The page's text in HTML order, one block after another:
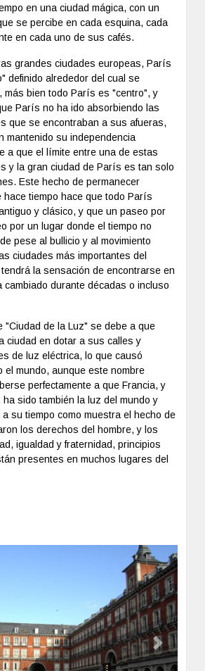
en una ciudad mágica, con un
se percibe en cada esquina, cada
en cada uno de sus cafés.
grandes ciudades europeas, París
definido alrededor del cual se
más bien todo París es "centro", y
París no ha ido absorbiendo las
que se encontraban a sus afueras,
mantenido su independencia
a que el límite entre una de estas
y la gran ciudad de París es tan solo
Este hecho de permanecer
hace tiempo hace que todo París
y clásico, y que un paseo por
por un lugar donde el tiempo no
pese al bullicio y al movimiento
ciudades más importantes del
la sensación de encontrarse en
cambiado durante décadas o incluso
"Ciudad de la Luz" se debe a que
ciudad en dotar a sus calles y
de luz eléctrica, lo que causó
el mundo, aunque este nombre
perfectamente a que Francia, y
sido también la luz del mundo y
su tiempo como muestra el hecho de
los derechos del hombre, y los
igualdad y fraternidad, principios
presentes en muchos lugares del
Next